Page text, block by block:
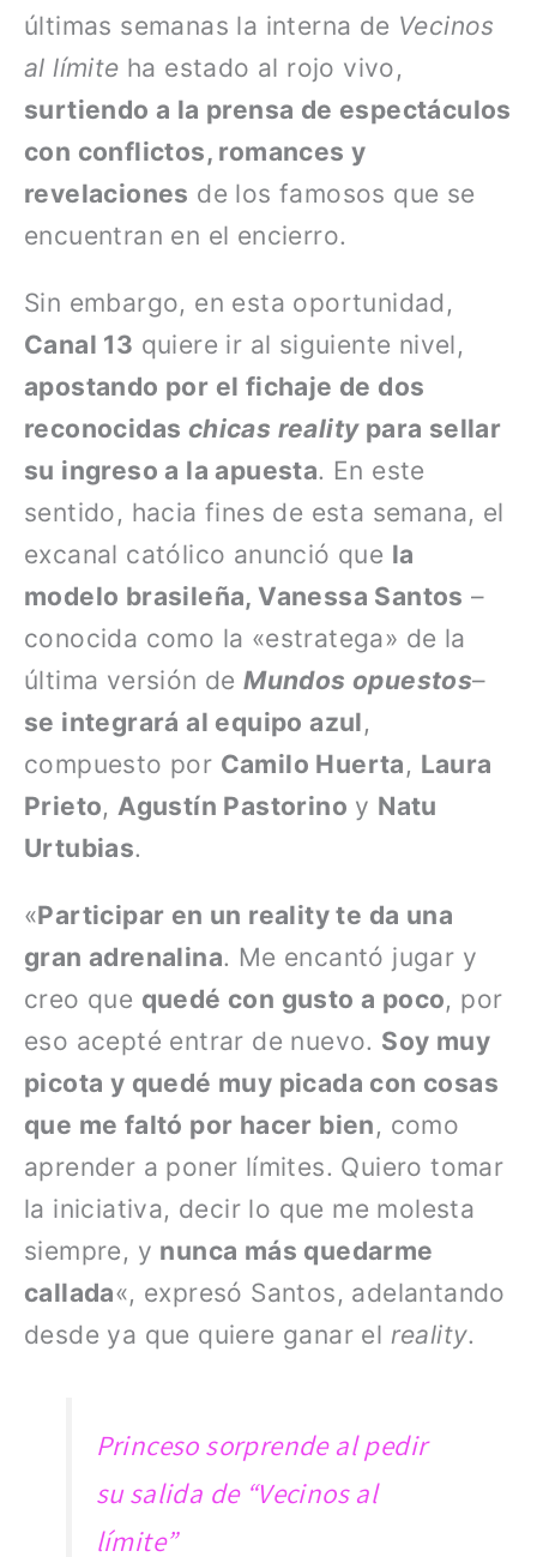
últimas semanas la interna de Vecinos
al límite ha estado al rojo vivo,
surtiendo a la prensa de espectáculos
con conflictos, romances y
revelaciones de los famosos que se
encuentran en el encierro.
Sin embargo, en esta oportunidad,
Canal 13 quiere ir al siguiente nivel,
apostando por el fichaje de dos
reconocidas chicas realitypara sellar
su ingreso a la apuesta. En este
sentido, hacia fines de esta semana, el
excanal católico anunció que la
modelo brasileña, Vanessa Santos –
conocida como la «estratega» de la
última versión deMundos opuestos–
se integrará al equipo azul,
compuesto por Camilo Huerta, Laura
Prieto,Agustín Pastorino y Natu
Urtubias.
«Participar en un reality te da una
gran adrenalina. Me encantó jugar y
creo que quedé con gusto a poco, por
eso acepté entrar de nuevo. Soy muy
picota y quedé muy picada con cosas
que me faltó por hacer bien, como
aprender a poner límites. Quiero tomar
la iniciativa, decir lo que me molesta
siempre, y nunca más quedarme
callada«, expresó Santos, adelantando
desde ya que quiere ganar el reality.
Princeso sorprende al pedir
su salida de “Vecinos al
límite”